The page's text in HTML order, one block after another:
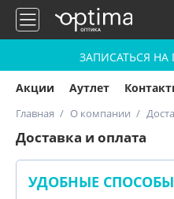
ЗАПИСАТЬСЯ НА
Акции Аутлет
Главная О компании
Доставка и оплата
УДОБНЫЕ